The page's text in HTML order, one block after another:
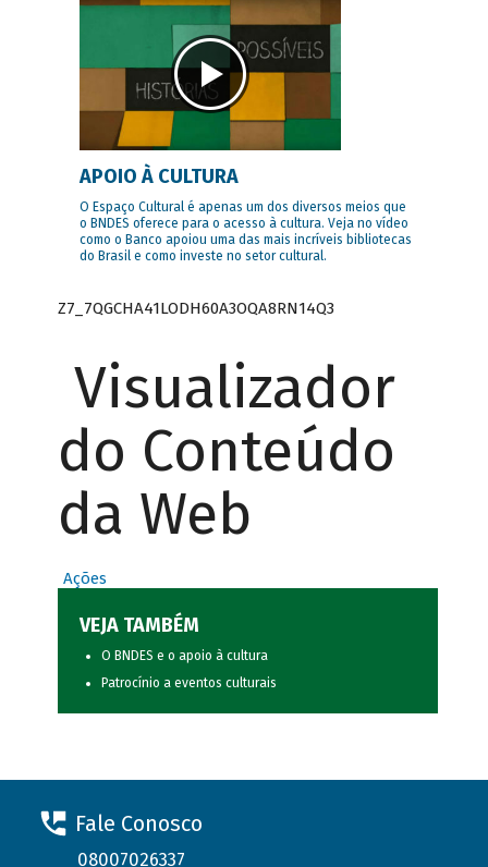
APOIO À CULTURA
O Espaço Cultural é apenas um dos diversos meios que
o BNDES oferece para o acesso à cultura. Veja no vídeo
como o Banco apoiou uma das mais incríveis bibliotecas
do Brasil e como investe no setor cultural.
Z7_7QGCHA41LODH60A3OQA8RN14Q3
Visualizador
do Conteúdo
da Web
Ações
VEJA TAMBÉM
O BNDES e o apoio à cultura
Patrocínio a eventos culturais
Fale Conosco
08007026337